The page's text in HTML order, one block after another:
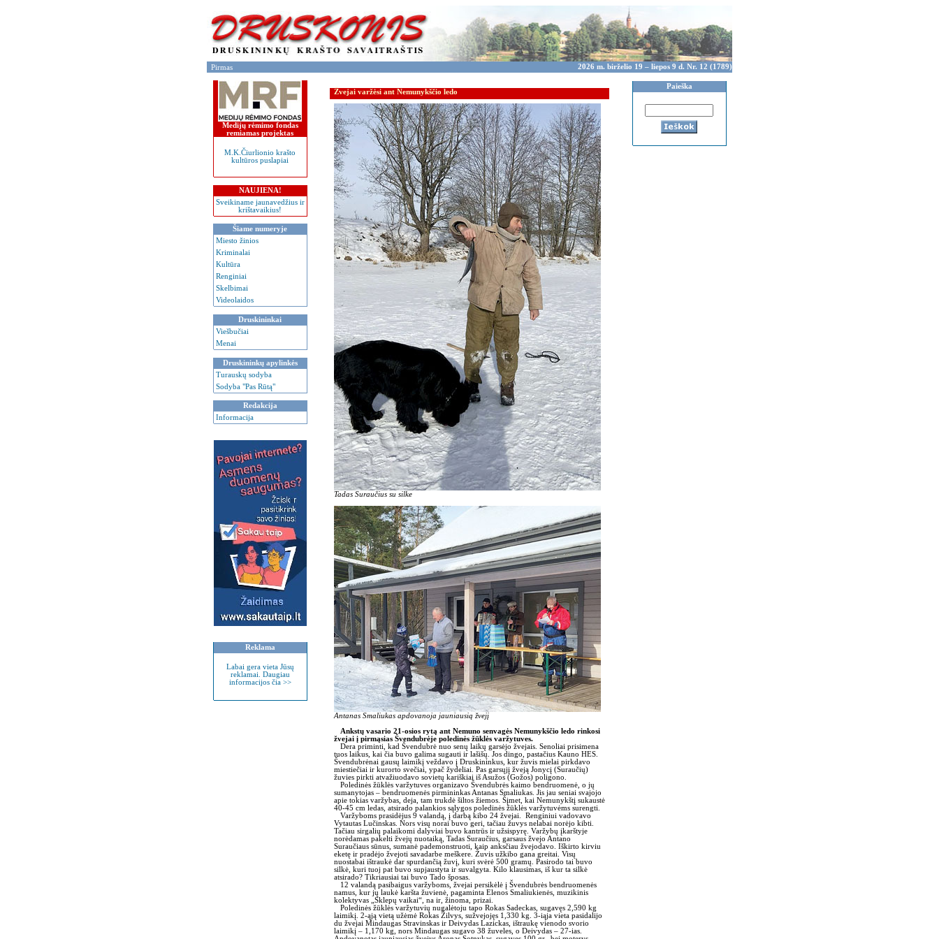
Pirmas 2026 m. birželio 19 – liepos 9 d. Nr. 12 (1789)
Medijų rėmimo fondas
remiamas projektas
M.K.Čiurlionio krašto
kultūros puslapiai
NAUJIENA!
Sveikiname jaunavedžius ir
krištavaikius!
Šiame numeryje
Miesto žinios
Kriminalai
Kultūra
Renginiai
Skelbimai
Videolaidos
Druskininkai
Viešbučiai
Menai
Druskininkų apylinkės
Turauskų sodyba
Sodyba "Pas Rūtą"
Redakcija
Informacija
Reklama
Labai gera vieta Jūsų
reklamai. Daugiau
informacijos čia >>
Žvejai varžėsi ant Nemunykščio ledo
Tadas Suraučius su silke
Antanas Smaliukas apdovanoja jauniausią žvejį
Ankstų vasario 21-osios rytą ant Nemuno senvagės Nemunykščio ledo rinkosi
žvejai į pirmąsias Švendubrėje poledinės žūklės varžytuves.
Dera priminti, kad Švendubrė nuo senų laikų garsėjo žvejais. Senoliai prisimena
tuos laikus, kai čia buvo galima sugauti ir lašišų. Jos dingo, pastačius Kauno HES.
Švendubrėnai gausų laimikį veždavo į Druskininkus, kur žuvis mielai pirkdavo
miestiečiai ir kurorto svečiai, ypač žydeliai. Pas garsųjį žveją Jonycį (Suraučių)
žuvies pirkti atvažiuodavo sovietų kariškiai iš Asužos (Gožos) poligono.
Poledinės žūklės varžytuves organizavo Švendubrės kaimo bendruomenė, o jų
sumanytojas – bendruomenės pirmininkas Antanas Smaliukas. Jis jau seniai svajojo
apie tokias varžybas, deja, tam trukdė šiltos žiemos. Šįmet, kai Nemunykštį sukaustė
40-45 cm ledas, atsirado palankios sąlygos poledinės žūklės varžytuvėms surengti.
Varžyboms prasidėjus 9 valandą, į darbą kibo 24 žvejai. Renginiui vadovavo
Vytautas Lučinskas. Nors visų norai buvo geri, tačiau žuvys nelabai norėjo kibti.
Tačiau sirgalių palaikomi dalyviai buvo kantrūs ir užsispyrę. Varžybų įkarštyje
norėdamas pakelti žvejų nuotaiką, Tadas Suraučius, garsaus žvejo Antano
Suraučiaus sūnus, sumanė pademonstruoti, kaip anksčiau žvejodavo. Iškirto kirviu
eketę ir pradėjo žvejoti savadarbe meškere. Žuvis užkibo gana greitai. Visų
nuostabai ištraukė dar spurdančią žuvį, kuri svėrė 500 gramų. Pasirodo tai buvo
silkė, kuri tuoj pat buvo supjaustyta ir suvalgyta. Kilo klausimas, iš kur ta silkė
atsirado? Tikriausiai tai buvo Tado šposas.
12 valandą pasibaigus varžyboms, žvejai persikėlė į Švendubrės bendruomenės
namus, kur jų laukė karšta žuvienė, pagaminta Elenos Smaliukienės, muzikinis
kolektyvas „Sklepų vaikai“, na ir, žinoma, prizai.
Poledinės žūklės varžytuvių nugalėtoju tapo Rokas Sadeckas, sugavęs 2,590 kg
laimikį. 2-ąją vietą užėmė Rokas Žilvys, sužvejojęs 1,330 kg. 3-iąja vieta pasidalijo
du žvejai Mindaugas Stravinskas ir Deivydas Lazickas, ištraukę vienodo svorio
laimikį – 1,170 kg, nors Mindaugas sugavo 38 žuveles, o Deivydas – 27-ias.
Paieška